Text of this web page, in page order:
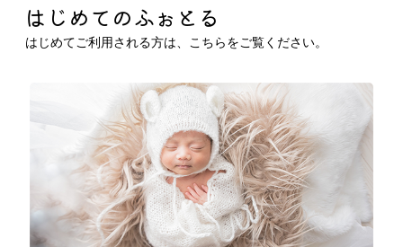
はじめてのふぉとる
はじめてご利用される方は、こちらをご覧ください。
NAGI